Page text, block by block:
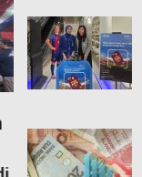
Jannah
Tegaskan
Bukan